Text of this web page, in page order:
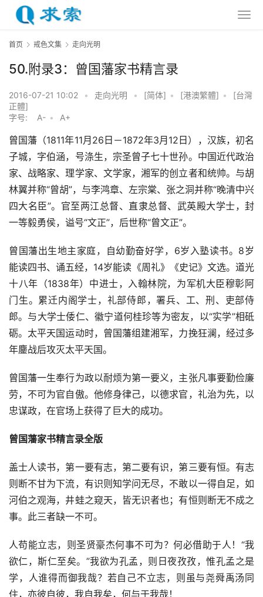
首页 戒色文集 走向光明
50.附录3：曾国藩家书精言录
2016-07-21 10:02 • 走向光明 • [简体] • [港澳繁體] •
[台灣
正體]
字号:
A- • A+
曾国藩（1811年11月26日－1872年3月12日），汉族，初名
子城，字伯涵，号涤生，宗圣曾子七十世孙。中国近代政治
家、战略家、理学家、文学家，湘军的创立者和统帅。与胡
林翼并称“曾胡”，与李鸿章、左宗棠、张之洞并称“晚清中兴
四大名臣”。官至两江总督、直隶总督、武英殿大学士，封
一等毅勇侯，谥号“文正”，后世称“曾文正”。
曾国藩出生地主家庭，自幼勤奋好学，6岁入塾读书。8岁
能读四书、诵五经，14岁能读《周礼》《史记》文选。道光
十八年（1838年）中进士，入翰林院，为军机大臣穆彰阿
门生。累迁内阁学士，礼部侍郎，署兵、工、刑、吏部侍
郎。与大学士倭仁、徽宁道何桂珍等为密友，以“实学”相砥
砺。太平天国运动时，曾国藩组建湘军，力挽狂澜，经过多
年鏖战后攻灭太平天国。
曾国藩一生奉行为政以耐烦为第一要义，主张凡事要勤俭廉
劳，不可为官自傲。他修身律己，以德求官，礼治为先，以
忠谋政，在官场上获得了巨大的成功。
曾国藩家书精言录全版
盖士人读书，第一要有志，第二要有识，第三要有恒。有志
则断不甘为下流，有识则知学问无尽，不敢以一得自足，如
河伯之观海，井蛙之窥天，皆无识者也；有恒则断无不成之
事。此三者缺一不可。
人苟能立志，则圣贤豪杰何事不可为？何必借助于人！“我
欲仁，斯仁至矣。”我欲为孔孟，则日夜孜孜，惟孔孟之是
学，人谁得而御我哉？若自己不立志，则虽与尧舜禹汤同
住，亦彼自彼，我自我矣，何与于我哉！